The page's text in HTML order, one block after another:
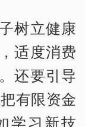
树立健康
适度消费
还要引导
有限资金
学习新技